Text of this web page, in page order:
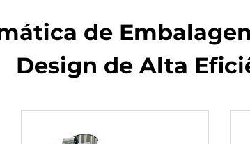
de
Design de Alta